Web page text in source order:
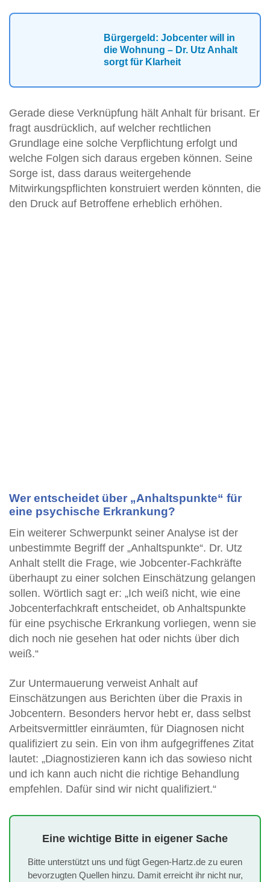
Bürgergeld: Jobcenter will in
die Wohnung – Dr. Utz Anhalt
sorgt für Klarheit
Gerade diese Verknüpfung hält Anhalt für brisant. Er
fragt ausdrücklich, auf welcher rechtlichen
Grundlage eine solche Verpflichtung erfolgt und
welche Folgen sich daraus ergeben können. Seine
Sorge ist, dass daraus weitergehende
Mitwirkungspflichten konstruiert werden könnten, die
den Druck auf Betroffene erheblich erhöhen.
Wer entscheidet über „Anhaltspunkte“ für
eine psychische Erkrankung?
Ein weiterer Schwerpunkt seiner Analyse ist der
unbestimmte Begriff der „Anhaltspunkte“. Dr. Utz
Anhalt stellt die Frage, wie Jobcenter-Fachkräfte
überhaupt zu einer solchen Einschätzung gelangen
sollen. Wörtlich sagt er: „Ich weiß nicht, wie eine
Jobcenterfachkraft entscheidet, ob Anhaltspunkte
für eine psychische Erkrankung vorliegen, wenn sie
dich noch nie gesehen hat oder nichts über dich
weiß.“
Zur Untermauerung verweist Anhalt auf
Einschätzungen aus Berichten über die Praxis in
Jobcentern. Besonders hervor hebt er, dass selbst
Arbeitsvermittler einräumten, für Diagnosen nicht
qualifiziert zu sein. Ein von ihm aufgegriffenes Zitat
lautet: „Diagnostizieren kann ich das sowieso nicht
und ich kann auch nicht die richtige Behandlung
empfehlen. Dafür sind wir nicht qualifiziert.“
Eine wichtige Bitte in eigener Sache
Bitte unterstützt uns und fügt Gegen-Hartz.de zu euren
bevorzugten Quellen hinzu. Damit erreicht ihr nicht nur,